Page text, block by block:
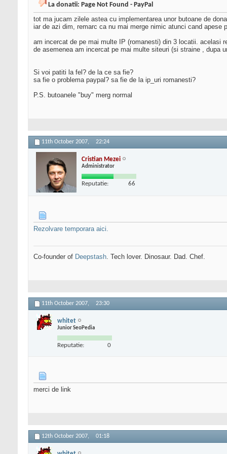
La donatii: Page Not Found - PayPal
tot ma jucam zilele astea cu implementarea unor butoane de
iar de azi dim, remarc ca nu mai merge nimic atunci cand
am incercat de pe mai multe IP (romanesti) din 3 locatii. acelasi
de asemenea am incercat pe mai multe siteuri (si straine , dupa
Si voi patiti la fel? de la ce sa fie?
sa fie o problema paypal? sa fie de la ip_uri romanesti?
P.S. butoanele "buy" merg normal
11th October 2007, 22:24
Cristian Mezei
Administrator
Reputatie: 66
Rezolvare temporara aici.
Co-founder of Deepstash. Tech lover. Dinosaur. Dad. Chef.
11th October 2007, 23:30
whitet
Junior SeoPedia
Reputatie: 0
merci de link
12th October 2007, 01:18